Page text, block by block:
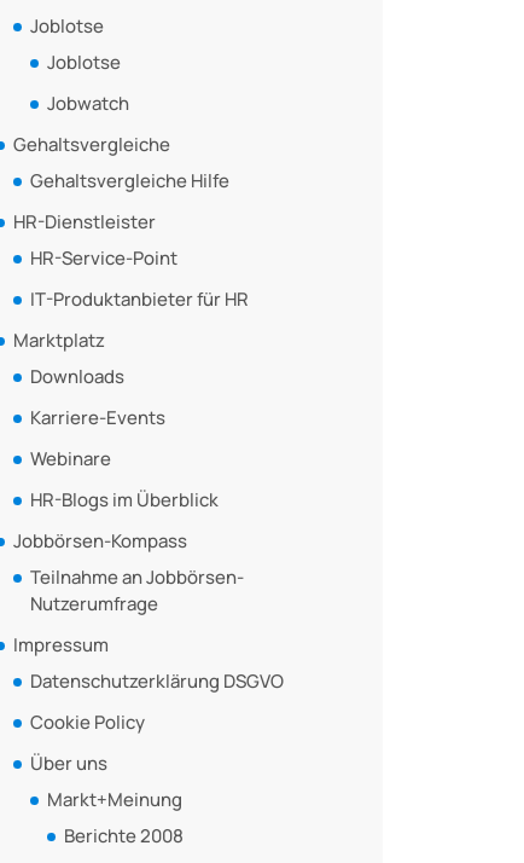
Joblotse
Joblotse
Jobwatch
Gehaltsvergleiche
Gehaltsvergleiche Hilfe
HR-Dienstleister
HR-Service-Point
IT-Produktanbieter für HR
Marktplatz
Downloads
Karriere-Events
Webinare
HR-Blogs im Überblick
Jobbörsen-Kompass
Teilnahme an Jobbörsen-
Nutzerumfrage
Impressum
Datenschutzerklärung DSGVO
Cookie Policy
Über uns
Markt+Meinung
Berichte 2008